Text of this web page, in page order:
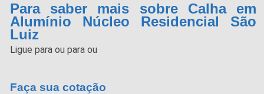
Para saber mais sobre Calha em
Alumínio Núcleo Residencial São
Luiz
Ligue paraou paraou
Faça sua cotação